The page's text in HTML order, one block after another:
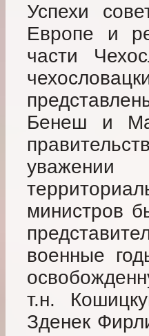
Успехи
Европе и
части
Бенеш и
уважении
министров
военные
т.н.
Зденек